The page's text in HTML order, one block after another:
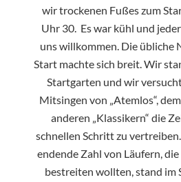
wir trockenen Fußes zum
Uhr 30. Es war kühl und
uns willkommen. Die übliche
Start machte sich breit. Wir
Startgarten und wir
Mitsingen von „Atemlos“,
anderen „Klassikern“ die
schnellen Schritt zu
endende Zahl von Läufern,
bestreiten wollten, stand im